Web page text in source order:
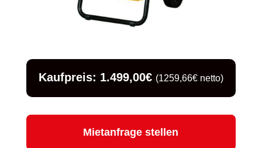
Kaufpreis: 1.499,00€ (1259,66€ netto)
Mietanfrage stellen